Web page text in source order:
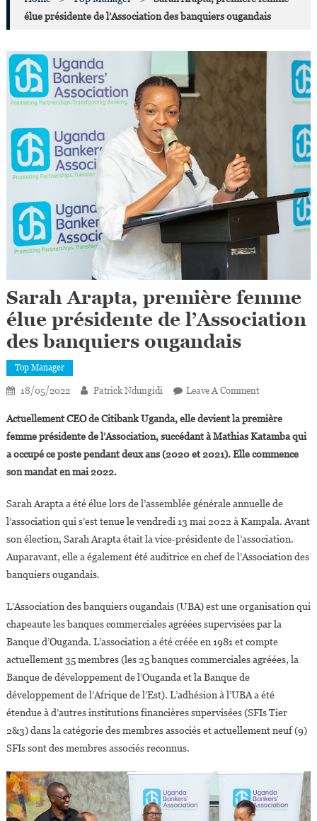
élue présidente de l’Association des banquiers ougandais
Sarah Arapta, première femme
élue présidente de l’Association
des banquiers ougandais
Top Manager
18/05/2022 Patrick Ndungidi Leave A CommentOn
Arapta,
Première
Femme
De
L’Association
Des
Banquiers
Actuellement CEO de Citibank Uganda, elle devient la première
femme présidente de l’Association, succédant à Mathias Katamba qui
a occupé ce poste pendant deux ans (2020 et 2021). Elle commence
son mandat en mai 2022.
Sarah Arapta a été élue lors de l’assemblée générale annuelle de
l’association qui s’est tenue le vendredi 13 mai 2022 à Kampala. Avant
son élection, Sarah Arapta était la vice-présidente de l’association.
Auparavant, elle a également été auditrice en chef de l’Association des
banquiers ougandais.
L’Association des banquiers ougandais (UBA) est une organisation qui
chapeaute les banques commerciales agréées supervisées par la
Banque d’Ouganda. L’association a été créée en 1981 et compte
actuellement 35 membres (les 25 banques commerciales agréées, la
Banque de développement de l’Ouganda et la Banque de
développement de l’Afrique de l’Est). L’adhésion à l’UBA a été
étendue à d’autres institutions financières supervisées (SFIs Tier
2&3) dans la catégorie des membres associés et actuellement neuf (9)
SFIs sont des membres associés reconnus.